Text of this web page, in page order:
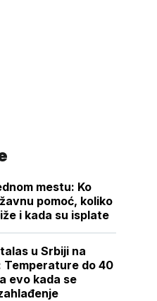
mestu: Ko
pomoć, koliko
i kada su isplate
u Srbiji na
Temperature do 40
evo kada se